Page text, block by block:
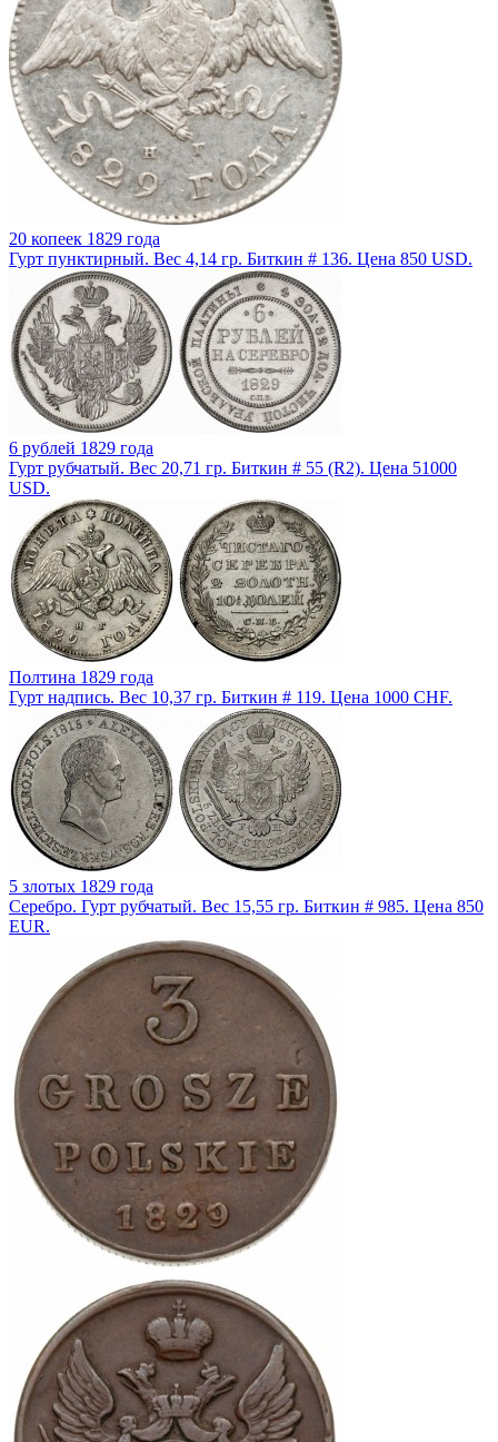
20 копеек 1829 года
Гурт пунктирный. Вес 4,14 гр. Биткин # 136. Цена 850 USD.
6 рублей 1829 года
Гурт рубчатый. Вес 20,71 гр. Биткин # 55 (R2). Цена 51000
USD.
Полтина 1829 года
Гурт надпись. Вес 10,37 гр. Биткин # 119. Цена 1000 CHF.
5 злотых 1829 года
Серебро. Гурт рубчатый. Вес 15,55 гр. Биткин # 985. Цена 850
EUR.